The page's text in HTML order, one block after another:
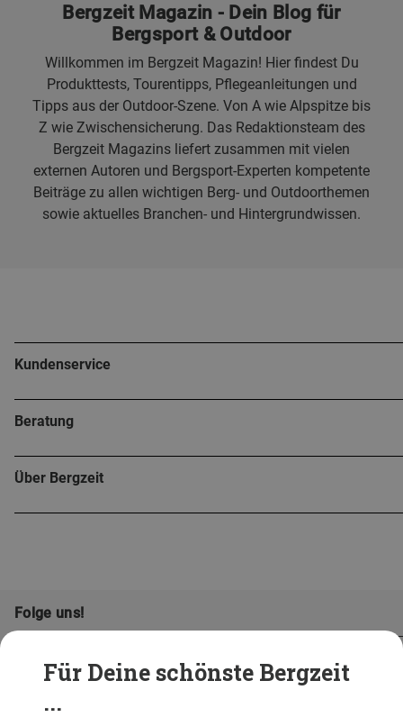
Für Deine schönste Bergzeit
...
Bergzeit Magazin - Dein Blog für
Bergsport & Outdoor
Willkommen im Bergzeit Magazin! Hier findest Du
Produkttests, Tourentipps, Pflegeanleitungen und
Tipps aus der Outdoor-Szene. Von A wie Alpspitze bis
Z wie Zwischensicherung. Das Redaktionsteam des
Bergzeit Magazins liefert zusammen mit vielen
externen Autoren und Bergsport-Experten kompetente
Beiträge zu allen wichtigen Berg- und Outdoorthemen
sowie aktuelles Branchen- und Hintergrundwissen.
Kundenservice
Beratung
Über Bergzeit
Folge uns!